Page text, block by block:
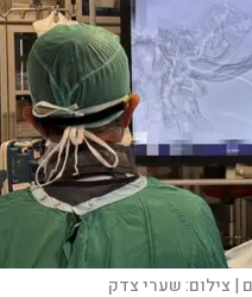
| צילום:שערי צדק